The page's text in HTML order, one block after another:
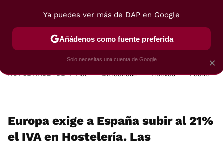
POSTRES VIAJES SELECCIÓN VEGUI
HOY SE HABLA DE Lidl Microondas Huevos Leche
Europa exige a España subir al 21%
el IVA en Hostelería. Las
×
Ya puedes ver más de DAP en Google
Añádenos como fuente preferida
Solo necesitas una cuenta de Google